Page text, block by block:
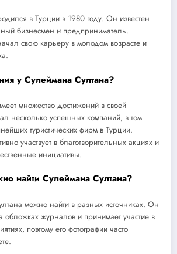
в Турции в 1980 году. Он известен
бизнесмен и предприниматель.
свою карьеру в молодом возрасте и
у Сулеймана Султана?
множество достижений в своей
несколько успешных компаний, в том
туристических фирм в Турции.
участвует в благотворительных акциях и
инициативы.
найти Сулеймана Султана?
можно найти в разных источниках. Он
обложках журналов и принимает участие в
поэтому его фотографии часто